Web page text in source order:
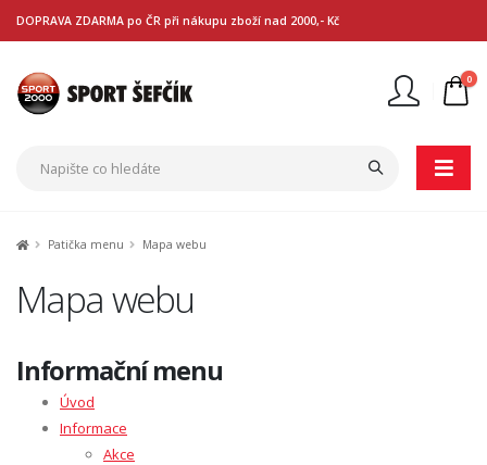
DOPRAVA ZDARMA po ČR při nákupu zboží nad 2000,- Kč
0
Patička menu Mapa webu
Mapa webu
Informační menu
Úvod
Informace
Akce